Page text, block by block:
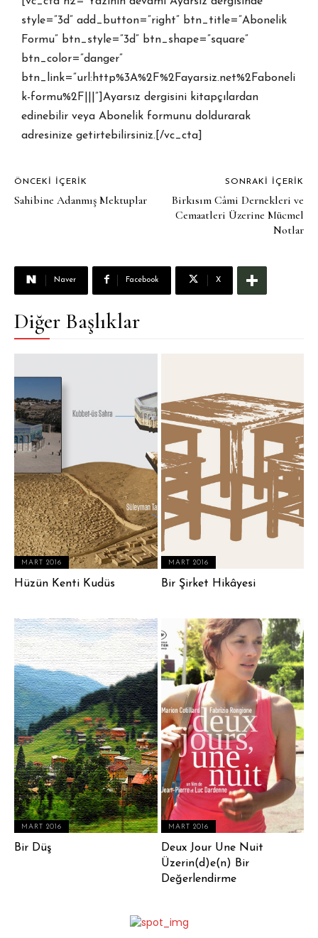
style=”3d” add_button=”right” btn_title=”Abonelik
Formu” btn_style=”3d” btn_shape=”square”
btn_color=”danger”
btn_link=”url:http%3A%2F%2Fayarsiz.net%2Faboneli
k-formu%2F|||”]Ayarsız dergisini kitapçılardan
edinebilir veya Abonelik formunu doldurarak
adresinize getirtebilirsiniz.[/vc_cta]
ÖNCEKI İÇERIK
Sahibine Adanmış Mektuplar
SONRAKI İÇERIK
Birkısım Câmi Dernekleri ve
Cemaatleri Üzerine Mücmel
Notlar
Naver Facebook X
Diğer Başlıklar
MART 2016
Hüzün Kenti Kudüs
MART 2016
Bir Şirket Hikâyesi
MART 2016
Bir Düş
MART 2016
Deux Jour Une Nuit
Üzerin(d)e(n) Bir
Değerlendirme